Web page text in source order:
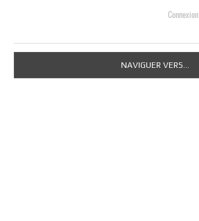
Connexion
NAVIGUER VERS...